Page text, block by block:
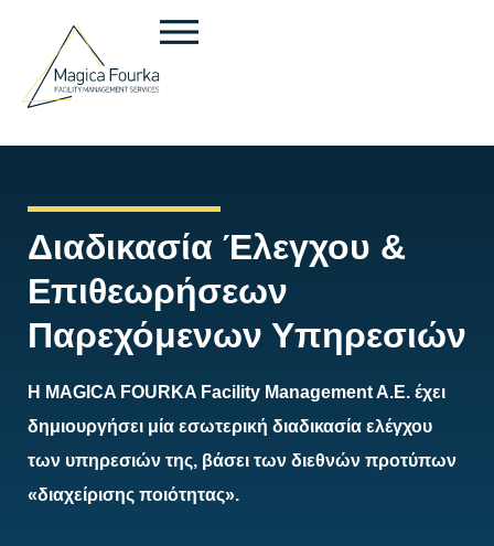
Διαδικασία Έλεγχου &
Επιθεωρήσεων
Παρεχόμενων Υπηρεσιών
Η MAGICA FOURKA Facility Management A.E. έχει
δημιουργήσει μία εσωτερική διαδικασία ελέγχου
των υπηρεσιών της, βάσει των διεθνών προτύπων
«διαχείρισης ποιότητας».